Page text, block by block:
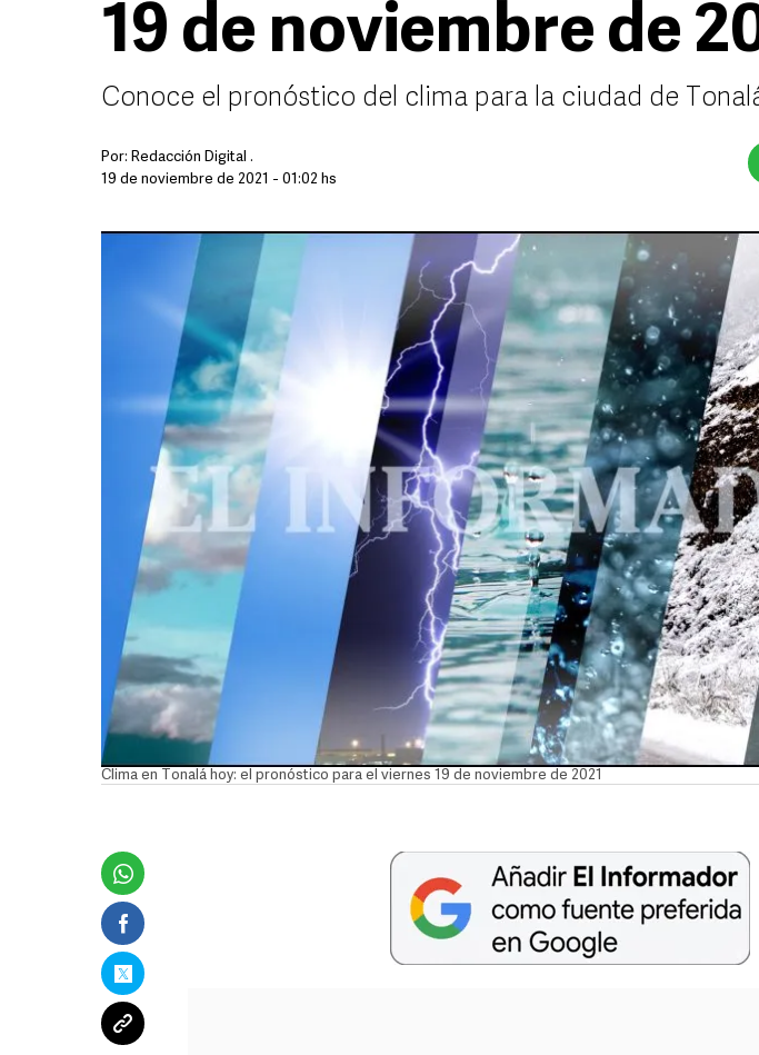
19 de noviembre de
Conoce el pronóstico del clima para la ciudad de
Por: Redacción Digital .
19 de noviembre de 2021 - 01:02 hs
Clima en Tonalá hoy: el pronóstico para el viernes 19 de noviembre de 2021